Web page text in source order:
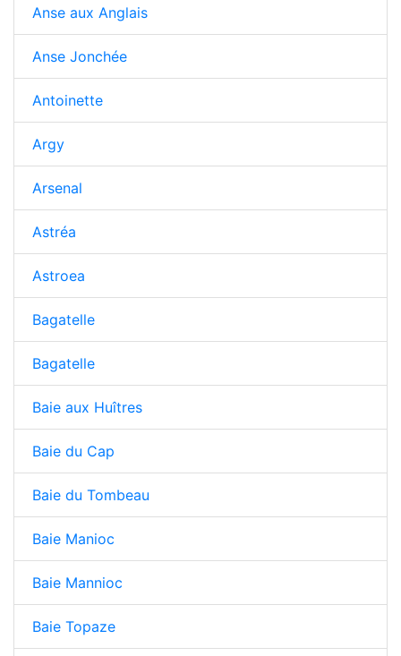
Anse aux Anglais
Anse Jonchée
Antoinette
Argy
Arsenal
Astréa
Astroea
Bagatelle
Bagatelle
Baie aux Huîtres
Baie du Cap
Baie du Tombeau
Baie Manioc
Baie Mannioc
Baie Topaze